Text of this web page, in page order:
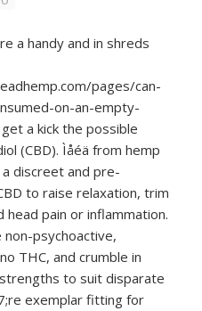
a handy and in shreds
pages/can-
on-an-empty-
a kick the possible
(CBD). Ìåéä from hemp
discreet and pre-
to raise relaxation, trim
head pain or inflammation.
psychoactive,
THC, and crumble in
to suit disparate
exemplar fitting for